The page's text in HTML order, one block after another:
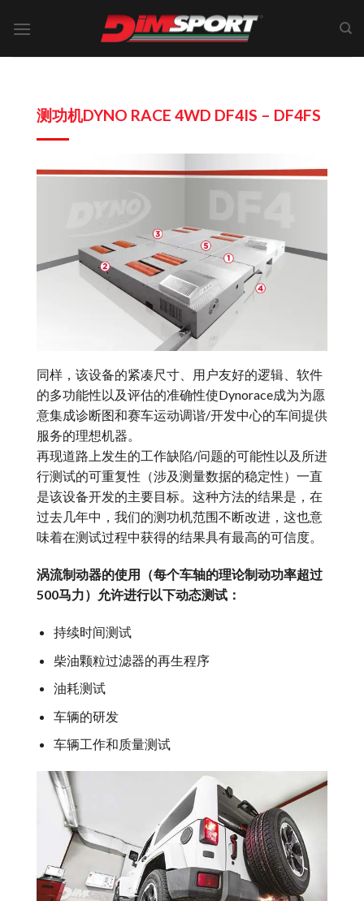
测功机DYNO RACE 4WD DF4IS – DF4FS
同样，该设备的紧凑尺寸、用户友好的逻辑、软件
的多功能性以及评估的准确性使Dynorace成为为愿
意集成诊断图和赛车运动调谐/开发中心的车间提供
服务的理想机器。
再现道路上发生的工作缺陷/问题的可能性以及所进
行测试的可重复性（涉及测量数据的稳定性）一直
是该设备开发的主要目标。这种方法的结果是，在
过去几年中，我们的测功机范围不断改进，这也意
味着在测试过程中获得的结果具有最高的可信度。
涡流制动器的使用（每个车轴的理论制动功率超过
500马力）允许进行以下动态测试：
持续时间测试
柴油颗粒过滤器的再生程序
油耗测试
车辆的研发
车辆工作和质量测试